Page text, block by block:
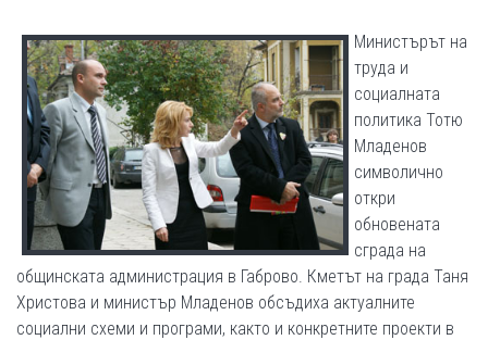
Министърът на
трудa и
социалната
политика Тотю
Младенов
символично
откри
обновената
сграда на
общинската администрация в Габрово. Кметът на града Таня
Христова и министър Младенов обсъдиха актуалните
социални схеми и програми, както и конкретните проекти в